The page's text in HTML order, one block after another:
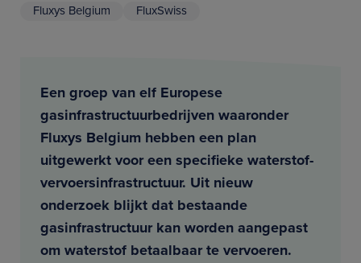
Fluxys Belgium FluxSwiss
Een groep van elf Europese
gasinfrastructuurbedrijven waaronder
Fluxys Belgium hebben een plan
uitgewerkt voor een specifieke waterstof-
vervoersinfrastructuur. Uit nieuw
onderzoek blijkt dat bestaande
gasinfrastructuur kan worden aangepast
om waterstof betaalbaar te vervoeren.